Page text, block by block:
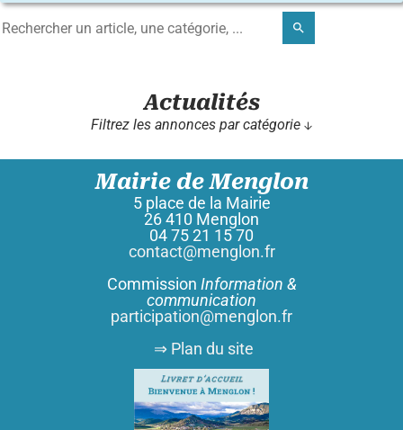
search
Actualités
Filtrez les annonces par catégorie ↓
Mairie de Menglon
5 place de la Mairie
26 410 Menglon
04 75 21 15 70
contact@menglon.fr
Commission Information &
communication
participation@menglon.fr
⇒ Plan du site